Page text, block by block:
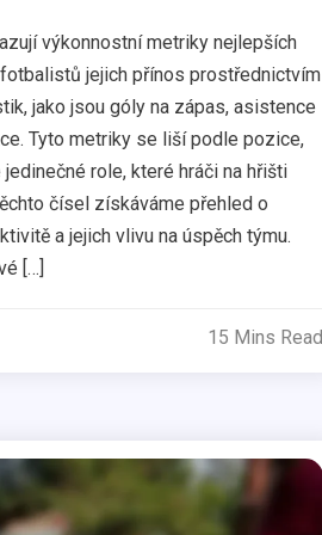
výkonnostní metriky nejlepších
jejich přínos prostřednictvím
jako jsou góly na zápas, asistence
Tyto metriky se liší podle pozice,
role, které hráči na hřišti
čísel získáváme přehled o
a jejich vlivu na úspěch týmu.
[…]
15 Mins Read